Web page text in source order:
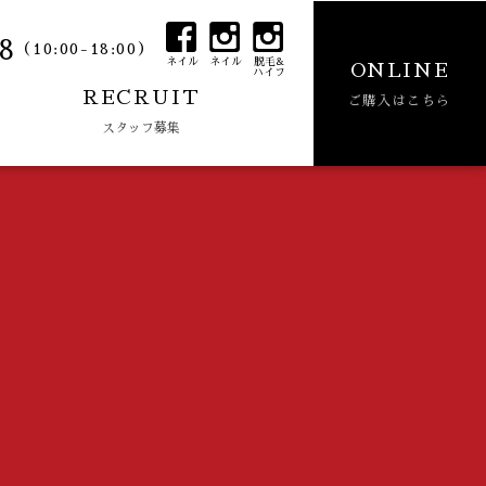
RECRUIT
スタッフ募集
ONLINE
ご購入はこちら
（10:00-18:00）
ネイル ネイル
脱毛&
ハイフ